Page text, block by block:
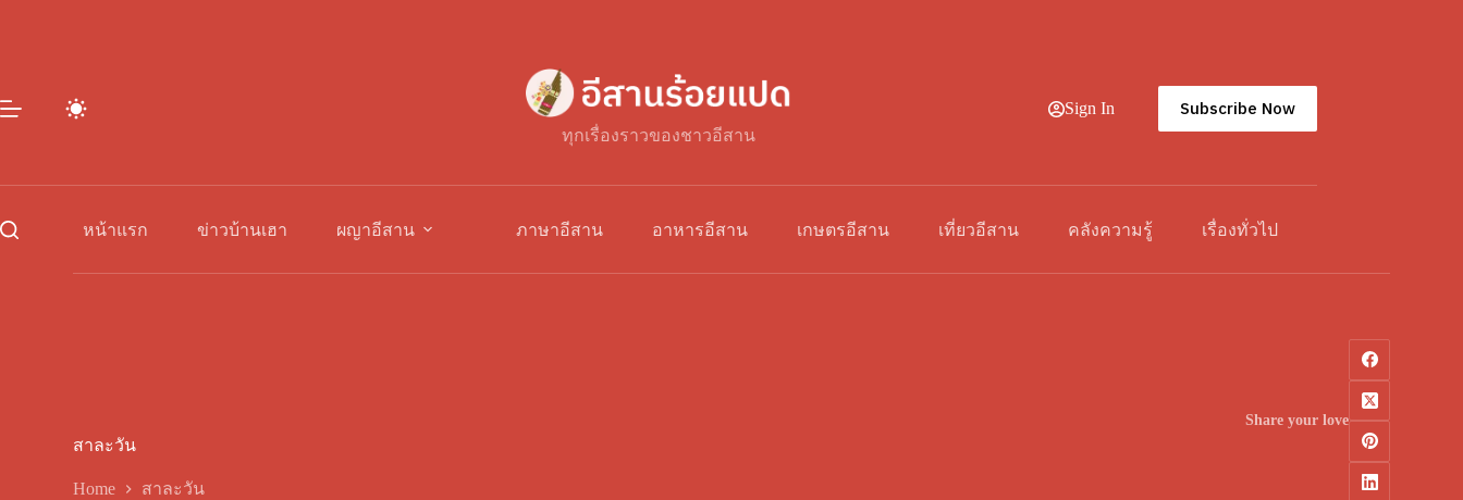
ทุกเรื่องราวของชาวอีสาน
Sign In Subscribe Now
หน้าแรก ข่าวบ้านเฮา ผญาอีสาน ภาษาอีสาน อาหารอีสาน เกษตรอีสาน เที่ยวอีสาน คลังความรู้ เรื่องทั่วไป
สาละวัน
Home สาละวัน
Share your love